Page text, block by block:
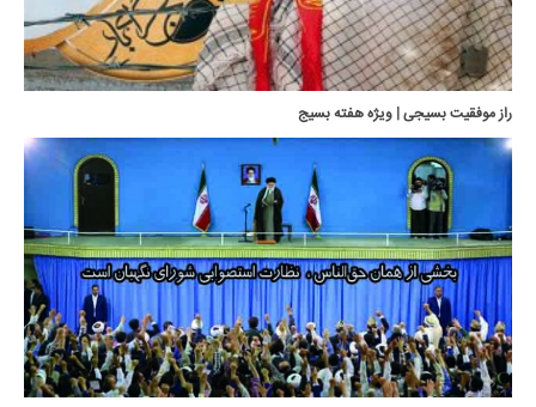
راز موفقيت بسيجى | ویژه هفته بسیج